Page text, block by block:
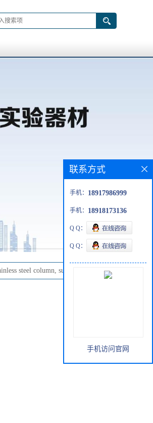
steel column, suitable for HPLC
联系方式
手机： 18917986999
手机： 18918173136
Q Q：
Q Q：
手机访问官网